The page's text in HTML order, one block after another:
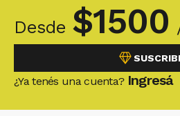
Desde $1500
¿Ya tenés una cuenta? Ingresá